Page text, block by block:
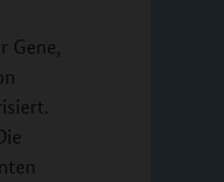
Gene,